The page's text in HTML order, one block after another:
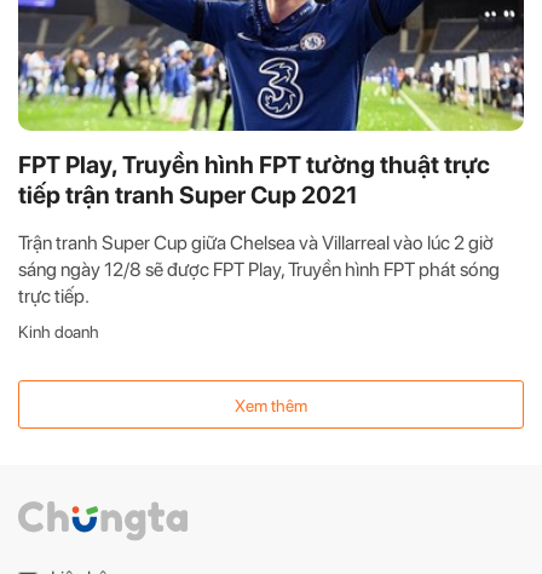
FPT Play, Truyền hình FPT tường thuật trực
tiếp trận tranh Super Cup 2021
Trận tranh Super Cup giữa Chelsea và Villarreal vào lúc 2 giờ
sáng ngày 12/8 sẽ được FPT Play, Truyền hình FPT phát sóng
trực tiếp.
Kinh doanh
Xem thêm